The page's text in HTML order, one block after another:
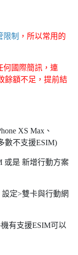
限制 ，所以常用的
何國際簡訊，連
餘額不足，提前結
XS Max、
數不支援ESIM)
或是 新增行動方案
定>雙卡與行動網
有支援ESIM可以